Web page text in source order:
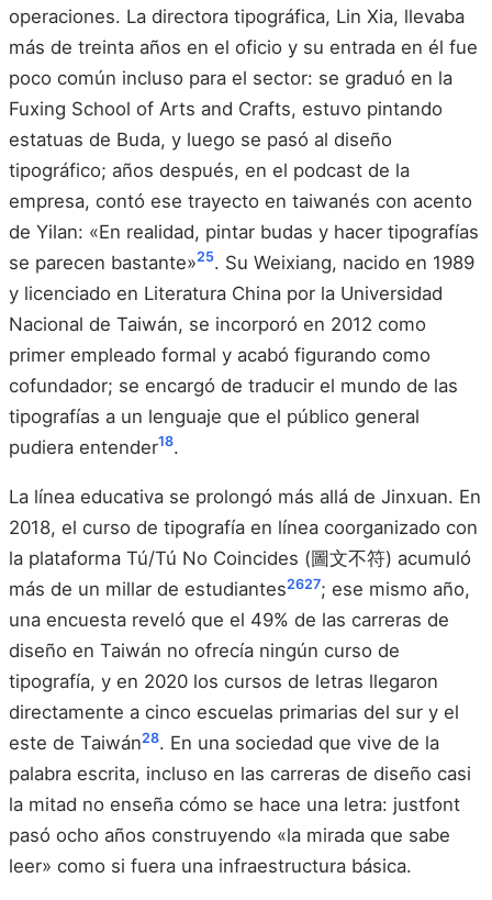
operaciones. La directora tipográfica, Lin Xia, llevaba
más de treinta años en el oficio y su entrada en él fue
poco común incluso para el sector: se graduó en la
Fuxing School of Arts and Crafts, estuvo pintando
estatuas de Buda, y luego se pasó al diseño
tipográfico; años después, en el podcast de la
empresa, contó ese trayecto en taiwanés con acento
de Yilan: «En realidad, pintar budas y hacer tipografías
se parecen bastante»25. Su Weixiang, nacido en 1989
y licenciado en Literatura China por la Universidad
Nacional de Taiwán, se incorporó en 2012 como
primer empleado formal y acabó figurando como
cofundador; se encargó de traducir el mundo de las
tipografías a un lenguaje que el público general
pudiera entender18.
La línea educativa se prolongó más allá de Jinxuan. En
2018, el curso de tipografía en línea coorganizado con
la plataforma Tú/Tú No Coincides (圖文不符) acumuló
más de un millar de estudiantes2627; ese mismo año,
una encuesta reveló que el 49% de las carreras de
diseño en Taiwán no ofrecía ningún curso de
tipografía, y en 2020 los cursos de letras llegaron
directamente a cinco escuelas primarias del sur y el
este de Taiwán28. En una sociedad que vive de la
palabra escrita, incluso en las carreras de diseño casi
la mitad no enseña cómo se hace una letra: justfont
pasó ocho años construyendo «la mirada que sabe
leer» como si fuera una infraestructura básica.